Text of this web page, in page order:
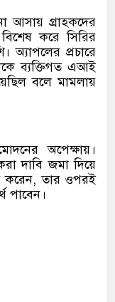
আসায় গ্রাহকদের
করে সিরির
অ্যাপলের প্রচারে
ব্যক্তিগত এআই
বলে মামলায়
অপেক্ষায়।
দাবি জমা দিয়ে
করেন, তার ওপরই
পাবেন।